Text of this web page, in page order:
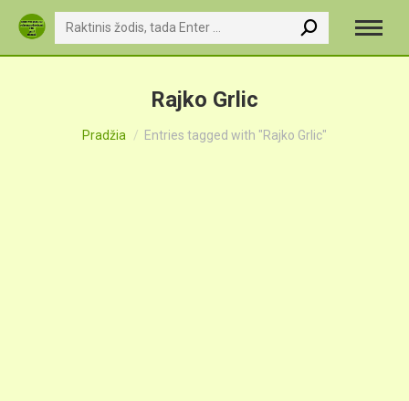
Search:
Rajko Grlic
You are here:
Pradžia Entries tagged with "Rajko Grlic"